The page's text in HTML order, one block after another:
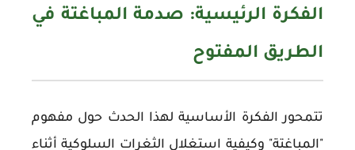
الفكرة الرئيسية: صدمة المباغتة في
الطريق المفتوح
تتمحور الفكرة الأساسية لهذا الحدث حول مفهوم
"المباغتة" وكيفية استغلال الثغرات السلوكية أثناء